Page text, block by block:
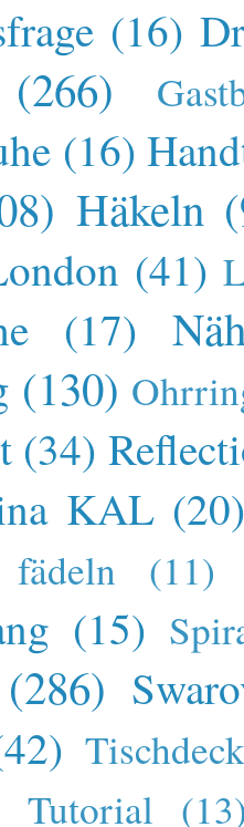
(16)
(266)
(16)
Häkeln
(41)
(17)
(130)
(34)
KAL
(11)
(15)
(286)
Tutorial